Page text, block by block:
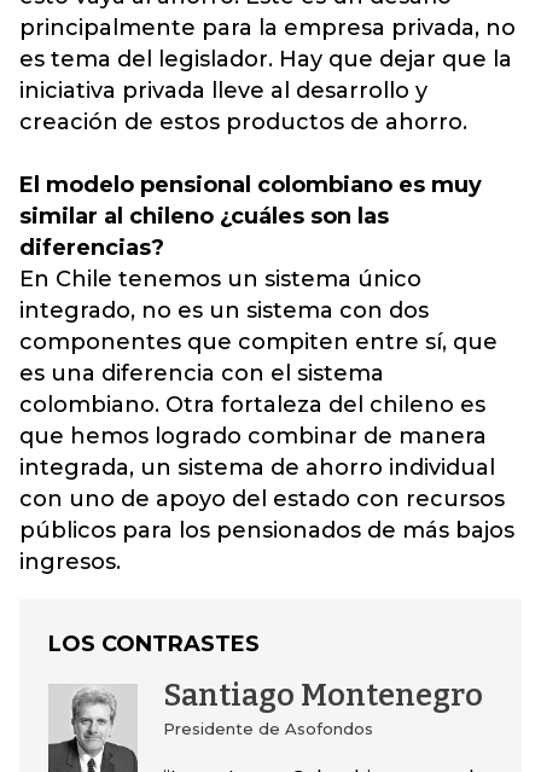
principalmente para la empresa privada, no
es tema del legislador. Hay que dejar que la
iniciativa privada lleve al desarrollo y
creación de estos productos de ahorro.
El modelo pensional colombiano es muy
similar al chileno ¿cuáles son las
diferencias?
En Chile tenemos un sistema único
integrado, no es un sistema con dos
componentes que compiten entre sí, que
es una diferencia con el sistema
colombiano. Otra fortaleza del chileno es
que hemos logrado combinar de manera
integrada, un sistema de ahorro individual
con uno de apoyo del estado con recursos
públicos para los pensionados de más bajos
ingresos.
LOS CONTRASTES
Santiago Montenegro
Presidente de Asofondos